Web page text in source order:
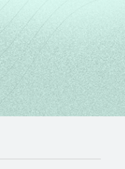
0